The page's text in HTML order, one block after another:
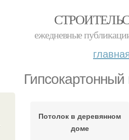
ежедневные
Гипсокартонный
Потолок в деревянном
доме